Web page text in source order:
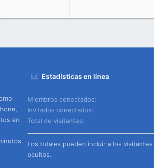
en
Estadísticas en línea
Miembros conectados
Invitados conectados
Total de visitantes
Los totales pueden incluir a los visitantes
ocultos.